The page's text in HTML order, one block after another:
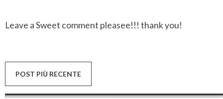
Leave a Sweet comment pleasee!!! thank you!
POST PIÙ RECENTE